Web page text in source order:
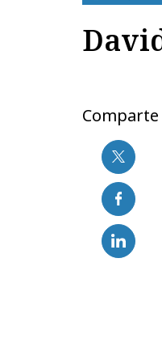
Comparte